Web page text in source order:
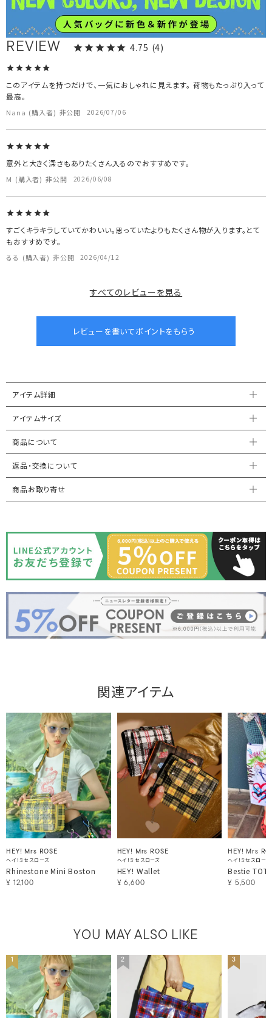
4.75 4
Nana 購入者 非公開 2026/07/06
このアイテムを持つだけで、一気におしゃれに見えます。 荷物もたっぷり入って
最高。
M 購入者 非公開 2026/06/08
意外と大きく深さもありたくさん入るのでおすすめです。
るる 購入者 非公開 2026/04/12
すごくキラキラしていてかわいい。思っていたよりもたくさん物が入ります。とて
もおすすめです。
すべてのレビューを見る
アイテム詳細
アイテムサイズ
商品について
返品・交換について
商品お取り寄せ
関連アイテム
HEY! Mrs ROSE
ヘイ！ミセスローズ
Rhinestone Mini Boston
¥ 12,100
HEY! Mrs ROSE
ヘイ！ミセスローズ
HEY! Wallet
¥ 6,600
HEY! Mrs
ヘイ！ミセスローズ
Bestie
¥ 5,500
YOU MAY ALSO LIKE
1 2 3